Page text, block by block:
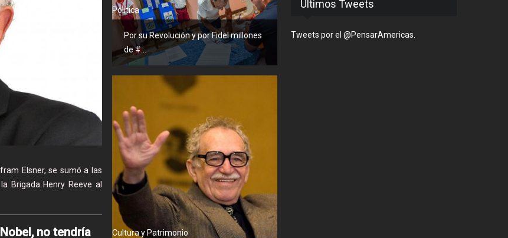
Elsner, se sumó a las
Brigada Henry Reeve al
no tendría
Política
Por su Revolución y por Fidel millones
de #...
Cultura y Patrimonio
Últimos Tweets
Tweets por el @PensarAmericas.